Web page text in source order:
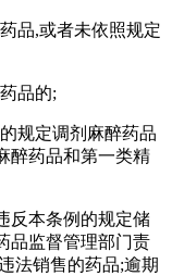
品,或者未依照规定
品的;
规定调剂麻醉药品
醉药品和第一类精
反本条例的规定储
品监督管理部门责
法销售的药品;逾期